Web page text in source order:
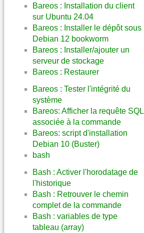
Bareos : Installation du client
sur Ubuntu 24.04
Bareos : Installer le dépôt sous
Debian 12 bookworm
Bareos : Installer/ajouter un
serveur de stockage
Bareos : Restaurer
Bareos : Tester l'intégrité du
système
Bareos: Afficher la requête SQL
associée à la commande
Bareos: script d'installation
Debian 10 (Buster)
bash
Bash : Activer l'horodatage de
l'historique
Bash : Retrouver le chemin
complet de la commande
Bash : variables de type
tableau (array)